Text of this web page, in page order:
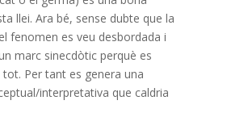
llei. Ara bé, sense dubte que la
fenomen es veu desbordada i
marc sinecdòtic perquè es
Per tant es genera una
interpretativa que caldria